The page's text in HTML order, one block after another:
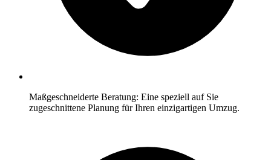
Maßgeschneiderte Beratung: Eine speziell auf Sie
zugeschnittene Planung für Ihren einzigartigen Umzug.